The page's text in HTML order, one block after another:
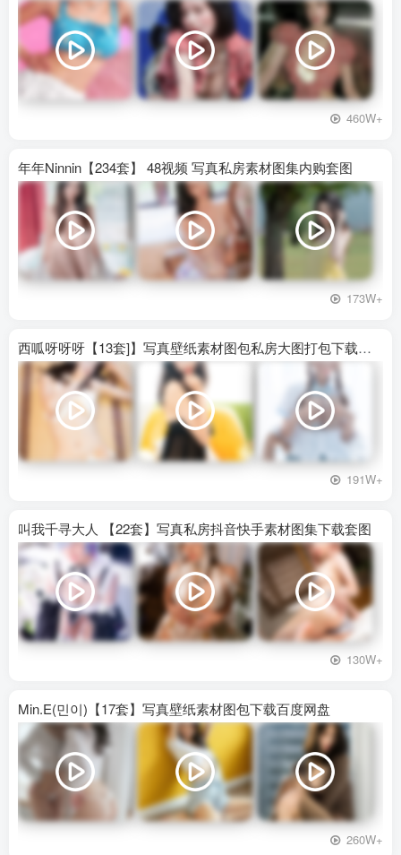
460W+
年年Ninnin【234套】 48视频 写真私房素材图集内购套图
173W+
西呱呀呀呀【13套]】写真壁纸素材图包私房大图打包下载百度网盘
191W+
叫我千寻大人 【22套】写真私房抖音快手素材图集下载套图
130W+
Min.E(민이)【17套】写真壁纸素材图包下载百度网盘
260W+